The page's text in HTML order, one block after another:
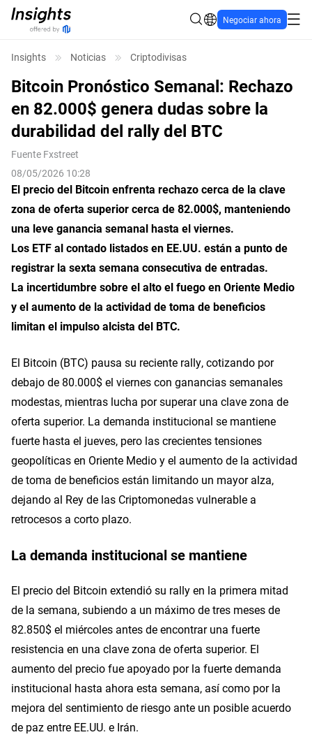
Negociar ahora
Insights Noticias Criptodivisas
Bitcoin Pronóstico Semanal: Rechazo
en 82.000$ genera dudas sobre la
durabilidad del rally del BTC
Fuente Fxstreet
08/05/2026 10:28
El precio del Bitcoin enfrenta rechazo cerca de la clave
zona de oferta superior cerca de 82.000$, manteniendo
una leve ganancia semanal hasta el viernes.
Los ETF al contado listados en EE.UU. están a punto de
registrar la sexta semana consecutiva de entradas.
La incertidumbre sobre el alto el fuego en Oriente Medio
y el aumento de la actividad de toma de beneficios
limitan el impulso alcista del BTC.
El Bitcoin (BTC) pausa su reciente rally, cotizando por
debajo de 80.000$ el viernes con ganancias semanales
modestas, mientras lucha por superar una clave zona de
oferta superior. La demanda institucional se mantiene
fuerte hasta el jueves, pero las crecientes tensiones
geopolíticas en Oriente Medio y el aumento de la actividad
de toma de beneficios están limitando un mayor alza,
dejando al Rey de las Criptomonedas vulnerable a
retrocesos a corto plazo.
La demanda institucional se mantiene
El precio del Bitcoin extendió su rally en la primera mitad
de la semana, subiendo a un máximo de tres meses de
82.850$ el miércoles antes de encontrar una fuerte
resistencia en una clave zona de oferta superior. El
aumento del precio fue apoyado por la fuerte demanda
institucional hasta ahora esta semana, así como por la
mejora del sentimiento de riesgo ante un posible acuerdo
de paz entre EE.UU. e Irán.